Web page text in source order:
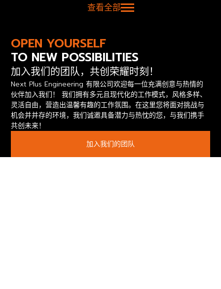
查看全部
OPEN YOURSELF
TO NEW POSSIBILITIES
加入我们的团队，共创荣耀时刻！
Next Plus Engineering 有限公司欢迎每一位充满创意与热情的
伙伴加入我们！ 我们拥有多元且现代化的工作模式，风格多样、
灵活自由，营造出温馨有趣的工作氛围。在这里您将面对挑战与
机会并并存的环境，我们诚邀具备潜力与热忱的您，与我们携手
共创未来！
加入我们的团队